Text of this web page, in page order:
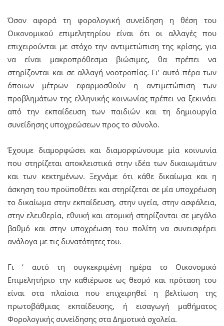
Όσον αφορά τη φορολογική συνείδηση η θέση του
Οικονομικού επιμελητηρίου είναι ότι οι αλλαγές που
επιχειρούνται με στόχο την αντιμετώπιση της κρίσης, για
να είναι μακροπρόθεσμα βιώσιμες, θα πρέπει να
στηρίζονται και σε αλλαγή νοοτροπίας. Γι’ αυτό πέρα των
όποιων μέτρων εφαρμοσθούν η αντιμετώπιση των
προβλημάτων της ελληνικής κοινωνίας πρέπει να ξεκινάει
από την εκπαίδευση των παιδιών και τη δημιουργία
συνείδησης υποχρεώσεων προς το σύνολο.
Έχουμε διαμορφώσει και διαμορφώνουμε μία κοινωνία
που στηρίζεται αποκλειστικά στην ιδέα των δικαιωμάτων
και των κεκτημένων. Ξεχνάμε ότι κάθε δικαίωμα και η
άσκηση του προϋποθέτει και στηρίζεται σε μία υποχρέωση
το δικαίωμα στην εκπαίδευση, στην υγεία, στην ασφάλεια,
στην ελευθερία, εθνική και ατομική στηρίζονται σε μεγάλο
βαθμό και στην υποχρέωση του πολίτη να συνεισφέρει
ανάλογα με τις δυνατότητες του.
Γι ‘ αυτό τη συγκεκριμένη ημέρα το Οικονομικό
Επιμελητήριο την καθιέρωσε ως θεσμό και πρόταση του
είναι στα πλαίσια που επιχειρηθεί η βελτίωση της
πρωτοβάθμιας εκπαίδευσης, ή εισαγωγή μαθήματος
Φορολογικής συνείδησης στα Δημοτικά σχολεία.